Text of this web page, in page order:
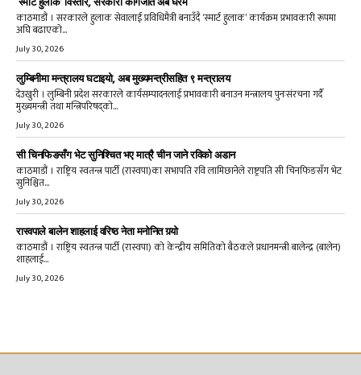
काठमाडौं । सरकारले हुलाक सेवालाई प्रविधिमैत्री बनाउँदै ‘स्मार्ट हुलाक’ कार्यक्रम प्रभावकारी रूपमा
अघि बढाएको...
July 30, 2026
लुम्बिनीमा मन्त्रालय घटाइयो, अब मुख्यमन्त्रीसहित ९ मन्त्रालय
देउखुरी । लुम्बिनी प्रदेश सरकारले कार्यसम्पादनलाई प्रभावकारी बनाउन मन्त्रालय पुनःसंरचना गर्दै
मुख्यमन्त्री तथा मन्त्रिपरिषद्को...
July 30, 2026
सी चिनफिङसँग भेट सुनिश्चित भए मात्रै चीन जाने रविको अडान
काठमाडौं । राष्ट्रिय स्वतन्त्र पार्टी (रास्वपा)का सभापति रवि लामिछानेले राष्ट्रपति सी चिनफिङसँग भेट
सुनिश्चित...
July 30, 2026
रास्वपाले बालेन शाहलाई वरिष्ठ नेता मनोनित गर्‍यो
काठमाडौं । राष्ट्रिय स्वतन्त्र पार्टी (रास्वपा) को केन्द्रीय समितिको बैठकले प्रधानमन्त्री बालेन्द्र (बालेन)
शाहलाई...
July 30, 2026